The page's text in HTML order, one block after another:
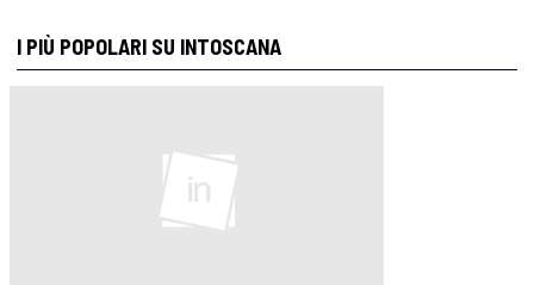
I PIÙ POPOLARI SU INTOSCANA